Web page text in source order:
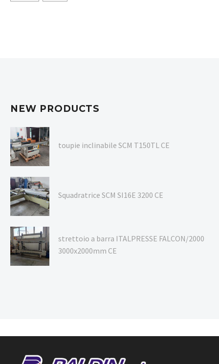
NEW PRODUCTS
toupie inclinabile SCM T150TL CE
Squadratrice SCM SI16E 3200 CE
strettoio a barra ITALPRESSE FALCON/2000
3000x2000mm CE